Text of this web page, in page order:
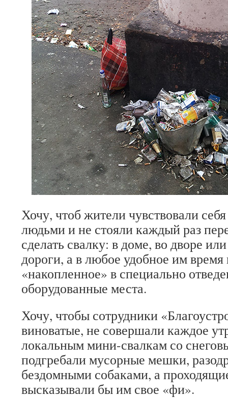
Хочу, чтоб жители чувствовали
людьми и не стояли каждый раз
сделать свалку: в доме, во дворе
дороги, а в любое удобное им время
«накопленное» в специально
оборудованные места.
Хочу, чтобы сотрудники
виноватые, не совершали каждое
локальным мини-свалкам со
подгребали мусорные мешки,
бездомными собаками, а
высказывали бы им свое «фи».